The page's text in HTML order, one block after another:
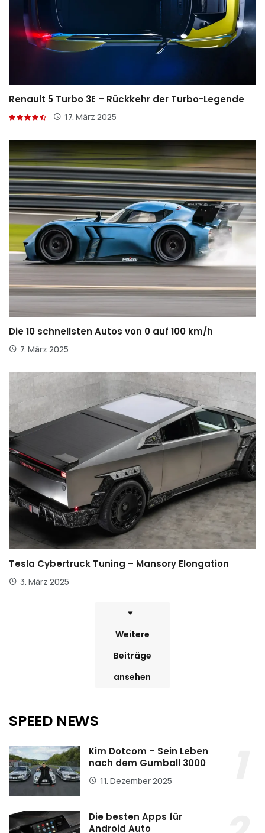
Renault 5 Turbo 3E – Rückkehr der Turbo-Legende
17. März 2025
Die 10 schnellsten Autos von 0 auf 100 km/h
7. März 2025
Tesla Cybertruck Tuning – Mansory Elongation
3. März 2025
Weitere
Beiträge
ansehen
SPEED NEWS
Kim Dotcom – Sein Leben
nach dem Gumball 3000
11. Dezember 2025
Die besten Apps für
Android Auto